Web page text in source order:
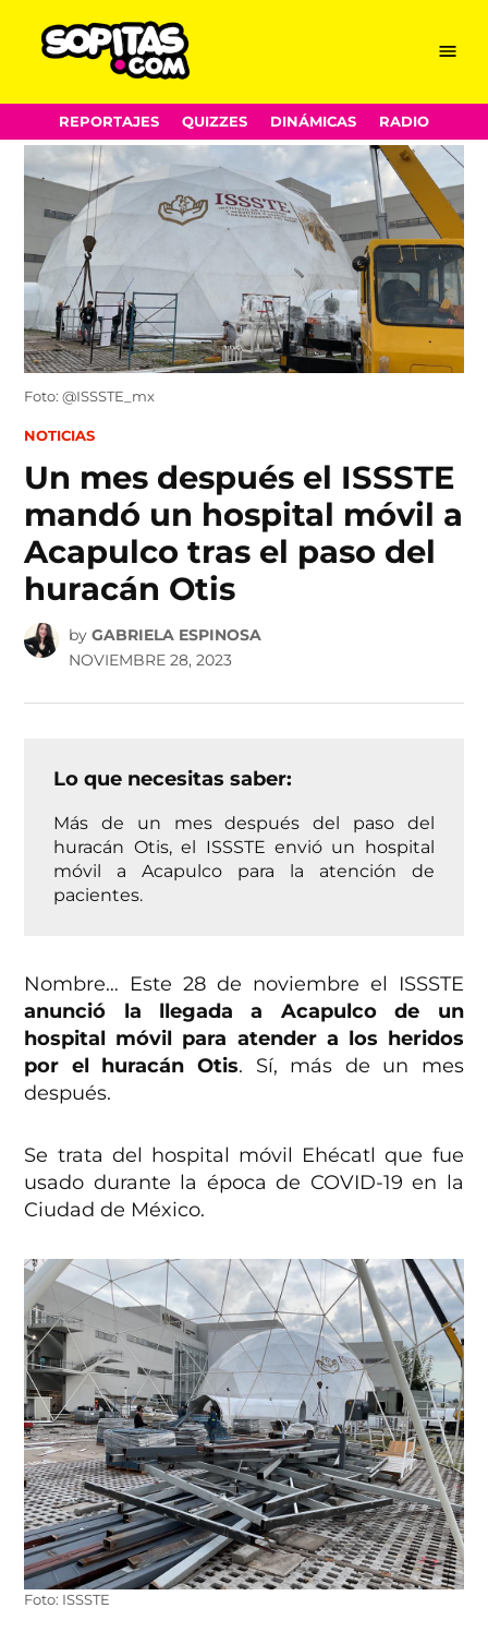
Skip
to
content
Menu
REPORTAJES QUIZZES DINÁMICAS RADIO
Foto: @ISSSTE_mx
POSTED
NOTICIAS
Un mes después el ISSSTE
mandó un hospital móvil a
Acapulco tras el paso del
huracán Otis
by GABRIELA ESPINOSA
NOVIEMBRE 28, 2023
Lo que necesitas saber:
Más de un mes después del paso del
huracán Otis, el ISSSTE envió un hospital
móvil a Acapulco para la atención de
pacientes.
Nombre… Este 28 de noviembre el ISSSTE
anunció la llegada a Acapulco de un
hospital móvil para atender a los heridos
por el huracán Otis. Sí, más de un mes
después.
Se trata del hospital móvil Ehécatl que fue
usado durante la época de COVID-19 en la
Ciudad de México.
Foto: ISSSTE